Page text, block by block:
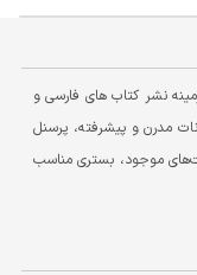
نشر کتاب های فارسی و
مدرن و پیشرفته، پرسنل
موجود، بستری مناسب